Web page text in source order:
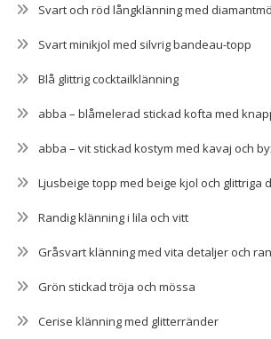
Svart och röd långklänning med
Svart minikjol med silvrig bandeau-topp
Blå glittrig cocktailklänning
abba – blåmelerad stickad kofta med
abba – vit stickad kostym med kavaj och
Ljusbeige topp med beige kjol och glittriga
Randig klänning i lila och vitt
Gråsvart klänning med vita detaljer och
Grön stickad tröja och mössa
Cerise klänning med glitterränder